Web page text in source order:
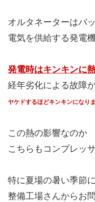
オルタネーターはバ
電気を供給する発電
発電時はキンキンに
経年劣化による故障
ヤケドするほどキンキンになりま
この熱の影響なのか
こちらもコンプレッ
特に夏場の暑い季節
整備工場さんからお